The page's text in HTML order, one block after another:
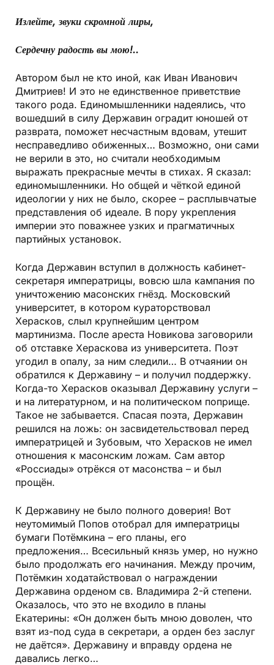
Излейте, звуки скромной лиры,
Сердечну радость вы мою!..
Автором был не кто иной, как Иван Иванович
Дмитриев! И это не единственное приветствие
такого рода. Единомышленники надеялись, что
вошедший в силу Державин оградит юношей от
разврата, поможет несчастным вдовам, утешит
несправедливо обиженных… Возможно, они сами
не верили в это, но считали необходимым
выражать прекрасные мечты в стихах. Я сказал:
единомышленники. Но общей и чёткой единой
идеологии у них не было, скорее – расплывчатые
представления об идеале. В пору укрепления
империи это поважнее узких и прагматичных
партийных установок.
Когда Державин вступил в должность кабинет-
секретаря императрицы, вовсю шла кампания по
уничтожению масонских гнёзд. Московский
университет, в котором кураторствовал
Херасков, слыл крупнейшим центром
мартинизма. После ареста Новикова заговорили
об отставке Хераскова из университета. Поэт
угодил в опалу, за ним следили… В отчаянии он
обратился к Державину – и получил поддержку.
Когда-то Херасков оказывал Державину услуги –
и на литературном, и на политическом поприще.
Такое не забывается. Спасая поэта, Державин
решился на ложь: он засвидетельствовал перед
императрицей и Зубовым, что Херасков не имел
отношения к масонским ложам. Сам автор
«Россиады» отрёкся от масонства – и был
прощён.
К Державину не было полного доверия! Вот
неутомимый Попов отобрал для императрицы
бумаги Потёмкина – его планы, его
предложения… Всесильный князь умер, но нужно
было продолжать его начинания. Между прочим,
Потёмкин ходатайствовал о награждении
Державина орденом св. Владимира 2-й степени.
Оказалось, что это не входило в планы
Екатерины: «Он должен быть мною доволен, что
взят из-под суда в секретари, а орден без заслуг
не даётся». Державину и вправду ордена не
давались легко…